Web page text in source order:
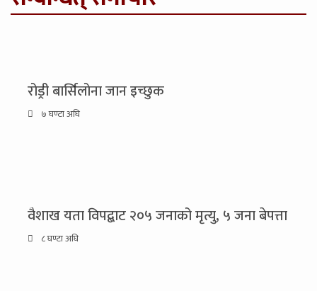
रोड्री बार्सिलोना जान इच्छुक
७ घण्टा अघि
वैशाख यता विपद्बाट २०५ जनाको मृत्यु, ५ जना बेपत्ता
८ घण्टा अघि